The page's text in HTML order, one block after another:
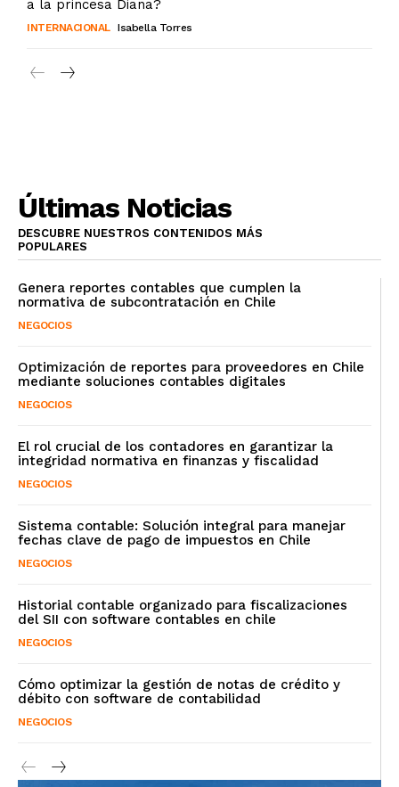
a la princesa Diana?
INTERNACIONAL Isabella Torres
Últimas Noticias
DESCUBRE NUESTROS CONTENIDOS MÁS
POPULARES
Genera reportes contables que cumplen la
normativa de subcontratación en Chile
NEGOCIOS
Optimización de reportes para proveedores en Chile
mediante soluciones contables digitales
NEGOCIOS
El rol crucial de los contadores en garantizar la
integridad normativa en finanzas y fiscalidad
NEGOCIOS
Sistema contable: Solución integral para manejar
fechas clave de pago de impuestos en Chile
NEGOCIOS
Historial contable organizado para fiscalizaciones
del SII con software contables en chile
NEGOCIOS
Cómo optimizar la gestión de notas de crédito y
débito con software de contabilidad
NEGOCIOS